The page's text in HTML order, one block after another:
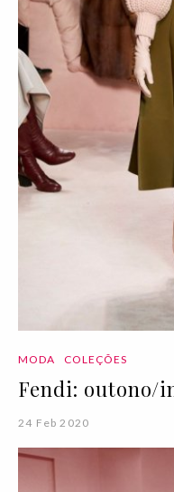
MODA COLEÇÕES
Fendi: outono/
24 Feb 2020